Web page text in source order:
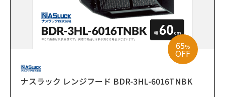
65%
OFF
ナスラック レンジフード BDR-3HL-6016TNBK